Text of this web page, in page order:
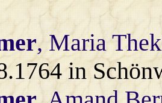
, Maria
in